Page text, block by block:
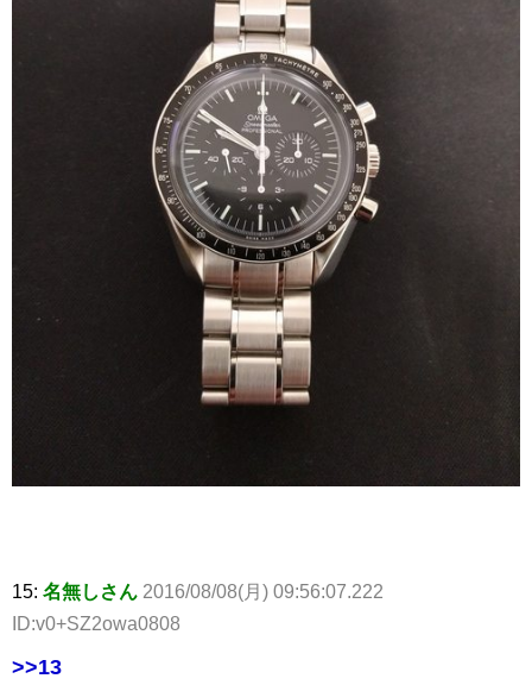
15: 名無しさん 2016/08/08(月) 09:56:07.222
ID:v0+SZ2owa0808
>>13